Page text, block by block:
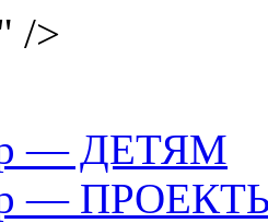
/>
— ДЕТЯМ
—